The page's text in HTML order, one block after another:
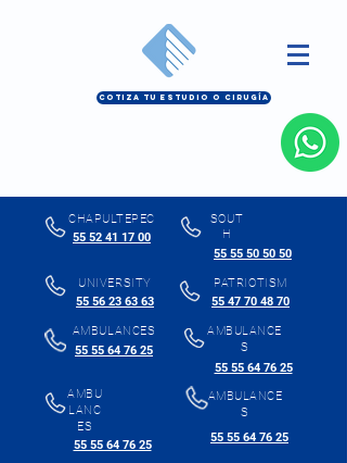
COTIZA TU ESTUDIO O CIRUGÍA
CHAPULTEPEC
55 52 41 17 00
SOUT
H
55 55 50 50 50
UNIVERSITY
55 56 23 63 63
55 47 70 48 70
PATRIOTISM
AMBULANCES
55 55 64 76 25
AMBULANCE
S
55 55 64 76 25
AMBU
LANC
ES
55 55 64 76 25
AMBULANCE
S
55 55 64 76 25